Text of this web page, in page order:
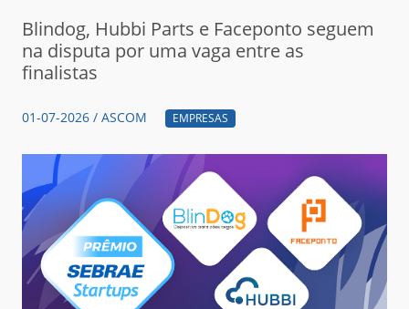
Blindog, Hubbi Parts e Faceponto seguem
na disputa por uma vaga entre as
finalistas
01-07-2026 / ASCOM EMPRESAS